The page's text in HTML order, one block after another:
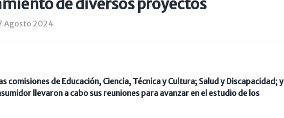
Agosto 2024
comisiones de Educación, Ciencia, Técnica y Cultura; Salud y Discapacidad; y
llevaron a cabo sus reuniones para avanzar en el estudio de los